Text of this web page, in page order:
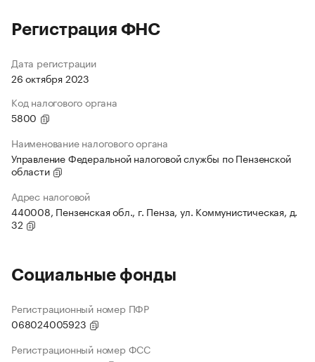
Регистрация ФНС
Дата регистрации
26 октября 2023
Код налогового органа
5800
Наименование налогового органа
Управление Федеральной налоговой службы по Пензенской
области
Адрес налоговой
440008, Пензенская обл., г. Пенза, ул. Коммунистическая, д.
32
Социальные фонды
Регистрационный номер ПФР
068024005923
Регистрационный номер ФСС